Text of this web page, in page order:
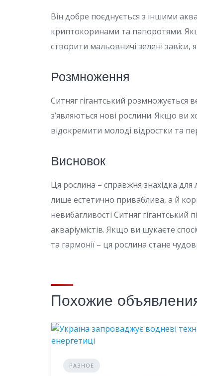
Він добре поєднується з іншими
криптокоринами та папоротями.
створити мальовничі зелені завіси,
Розмноження
Ситняг гігантський розмножується
з’являються нові рослини. Якщо ви
відокремити молоді відростки та
Висновок
Ця рослина – справжня знахідка
лише естетично приваблива, а й
невибагливості Ситняг гігантський
акваріумістів. Якщо ви шукаєте
та гармонії – ця рослина стане
Похожие
РАЗНОЕ